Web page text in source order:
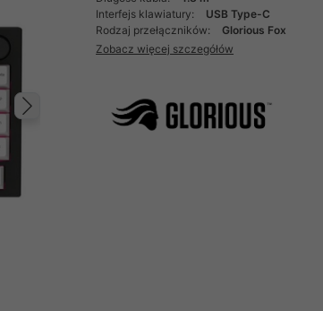
Następny
Interfejs klawiatury:
USB Type-C
Rodzaj przełączników:
Glorious Fox
Zobacz więcej szczegółów